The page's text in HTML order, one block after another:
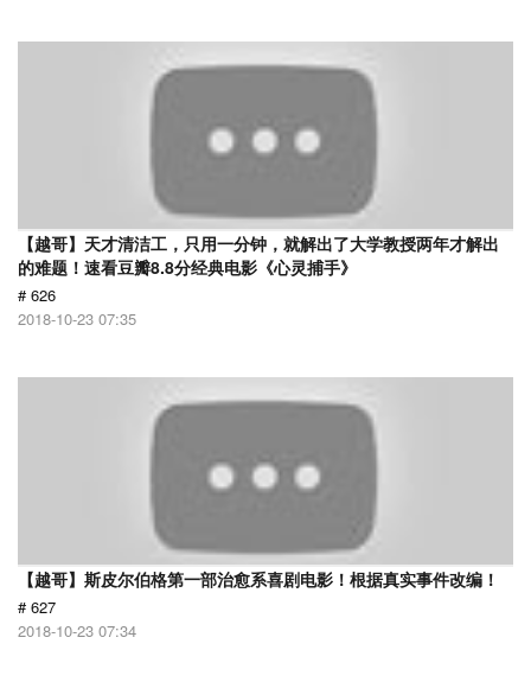
【越哥】天才清洁工，只用一分钟，就解出了大学教授两年才解出
的难题！速看豆瓣8.8分经典电影《心灵捕手》
# 626
2018-10-23 07:35
【越哥】斯皮尔伯格第一部治愈系喜剧电影！根据真实事件改编！
# 627
2018-10-23 07:34